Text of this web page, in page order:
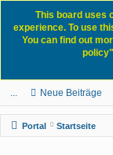
ch
ne
llz
Neue Beiträge
Portal Startseite
This board uses
experience. To use
You can find out